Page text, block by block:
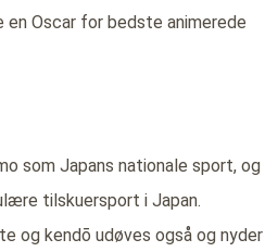
Oscar for bedste animerede
som Japans nationale sport, og
tilskuersport i Japan.
og kendō udøves også og nyder